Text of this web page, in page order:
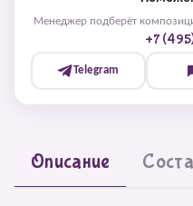
Менеджер подберёт
+7
Telegram
Описание